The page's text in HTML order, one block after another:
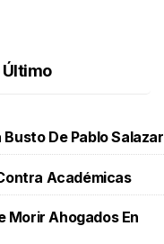
Último
De Pablo Salazar
Académicas
Morir Ahogados En